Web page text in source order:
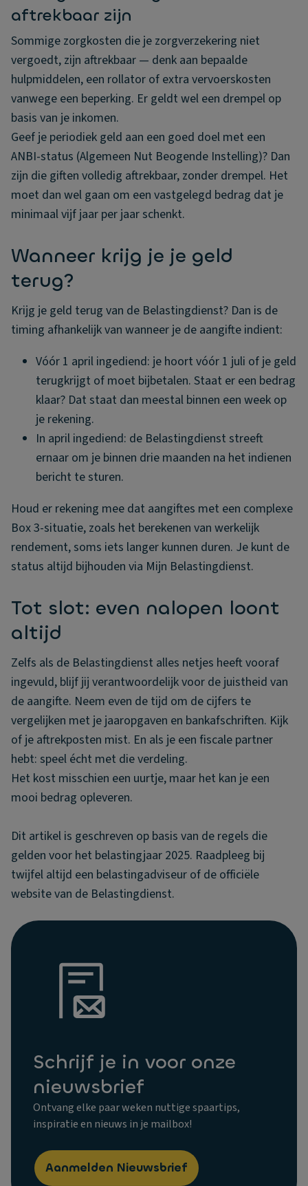
aftrekbaar zijn
Sommige zorgkosten die je zorgverzekering niet
vergoedt, zijn aftrekbaar — denk aan bepaalde
hulpmiddelen, een rollator of extra vervoerskosten
vanwege een beperking. Er geldt wel een drempel op
basis van je inkomen.
Geef je periodiek geld aan een goed doel met een
ANBI-status (Algemeen Nut Beogende Instelling)? Dan
zijn die giften volledig aftrekbaar, zonder drempel. Het
moet dan wel gaan om een vastgelegd bedrag dat je
minimaal vijf jaar per jaar schenkt.
Wanneer krijg je je geld
terug?
Krijg je geld terug van de Belastingdienst? Dan is de
timing afhankelijk van wanneer je de aangifte indient:
Vóór 1 april ingediend: je hoort vóór 1 juli of je geld
terugkrijgt of moet bijbetalen. Staat er een bedrag
klaar? Dat staat dan meestal binnen een week op
je rekening.
In april ingediend: de Belastingdienst streeft
ernaar om je binnen drie maanden na het indienen
bericht te sturen.
Houd er rekening mee dat aangiftes met een complexe
Box 3-situatie, zoals het berekenen van werkelijk
rendement, soms iets langer kunnen duren. Je kunt de
status altijd bijhouden via Mijn Belastingdienst.
Tot slot: even nalopen loont
altijd
Zelfs als de Belastingdienst alles netjes heeft vooraf
ingevuld, blijf jij verantwoordelijk voor de juistheid van
de aangifte. Neem even de tijd om de cijfers te
vergelijken met je jaaropgaven en bankafschriften. Kijk
of je aftrekposten mist. En als je een fiscale partner
hebt: speel écht met die verdeling.
Het kost misschien een uurtje, maar het kan je een
mooi bedrag opleveren.
Dit artikel is geschreven op basis van de regels die
gelden voor het belastingjaar 2025. Raadpleeg bij
twijfel altijd een belastingadviseur of de officiële
website van de Belastingdienst.
Schrijf je in voor onze
nieuwsbrief
Ontvang elke paar weken nuttige spaartips,
inspiratie en nieuws in je mailbox!
Aanmelden Nieuwsbrief